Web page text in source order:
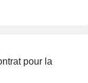
pour la